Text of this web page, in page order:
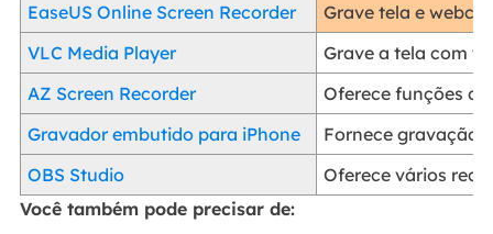
EaseUS Online Screen Recorder
Grave tela e
VLC Media Player
Grave a tela com
AZ Screen Recorder
Oferece funções
Gravador embutido para iPhone
Fornece gravação
OBS Studio
Oferece vários
Você também pode precisar de: